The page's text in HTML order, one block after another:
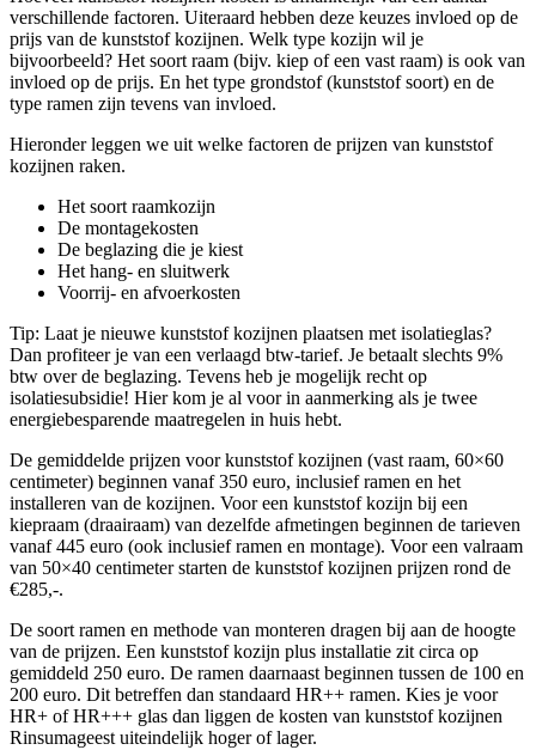
verschillende factoren. Uiteraard hebben deze keuzes invloed op de
prijs van de kunststof kozijnen. Welk type kozijn wil je
bijvoorbeeld? Het soort raam (bijv. kiep of een vast raam) is ook van
invloed op de prijs. En het type grondstof (kunststof soort) en de
type ramen zijn tevens van invloed.
Hieronder leggen we uit welke factoren de prijzen van kunststof
kozijnen raken.
Het soort raamkozijn
De montagekosten
De beglazing die je kiest
Het hang- en sluitwerk
Voorrij- en afvoerkosten
Tip: Laat je nieuwe kunststof kozijnen plaatsen met isolatieglas?
Dan profiteer je van een verlaagd btw-tarief. Je betaalt slechts 9%
btw over de beglazing. Tevens heb je mogelijk recht op
isolatiesubsidie! Hier kom je al voor in aanmerking als je twee
energiebesparende maatregelen in huis hebt.
De gemiddelde prijzen voor kunststof kozijnen (vast raam, 60×60
centimeter) beginnen vanaf 350 euro, inclusief ramen en het
installeren van de kozijnen. Voor een kunststof kozijn bij een
kiepraam (draairaam) van dezelfde afmetingen beginnen de tarieven
vanaf 445 euro (ook inclusief ramen en montage). Voor een valraam
van 50×40 centimeter starten de kunststof kozijnen prijzen rond de
€285,-.
De soort ramen en methode van monteren dragen bij aan de hoogte
van de prijzen. Een kunststof kozijn plus installatie zit circa op
gemiddeld 250 euro. De ramen daarnaast beginnen tussen de 100 en
200 euro. Dit betreffen dan standaard HR++ ramen. Kies je voor
HR+ of HR+++ glas dan liggen de kosten van kunststof kozijnen
Rinsumageest uiteindelijk hoger of lager.